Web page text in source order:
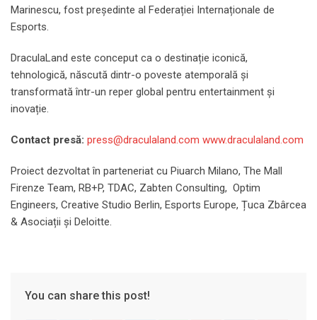
Marinescu, fost președinte al Federației Internaționale de
Esports.
DraculaLand este conceput ca o destinație iconică,
tehnologică, născută dintr-o poveste atemporală și
transformată într-un reper global pentru entertainment și
inovație.
Contact presă: press@draculaland.com www.draculaland.com
Proiect dezvoltat în parteneriat cu Piuarch Milano, The Mall
Firenze Team, RB+P, TDAC, Zabten Consulting, Optim
Engineers, Creative Studio Berlin, Esports Europe, Țuca Zbârcea
& Asociații și Deloitte.
You can share this post!